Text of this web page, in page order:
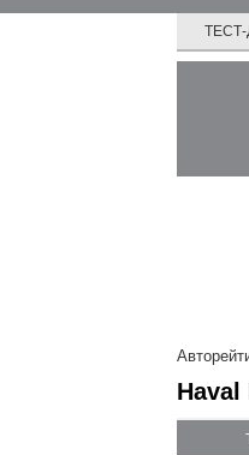
Haval